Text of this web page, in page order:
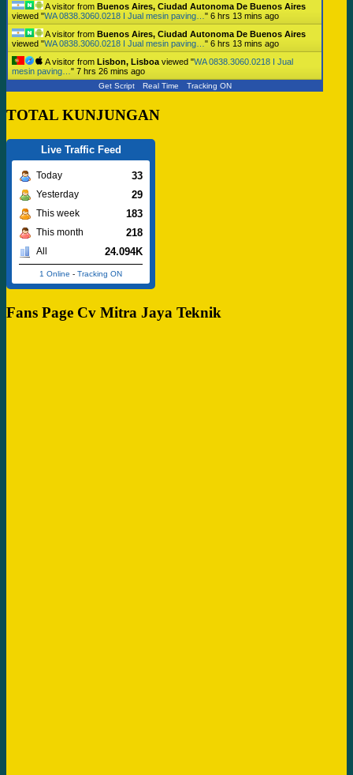
A visitor from Buenos Aires, Ciudad Autonoma De Buenos Aires
viewed "WA 0838.3060.0218 I Jual mesin paving… " 6 hrs 13 mins ago
A visitor from Buenos Aires, Ciudad Autonoma De Buenos Aires
viewed "WA 0838.3060.0218 I Jual mesin paving… " 6 hrs 13 mins ago
A visitor from Lisbon, Lisboa viewed "WA 0838.3060.0218 I Jual
mesin paving… " 7 hrs 26 mins ago
Get Script Real Time Tracking ON
TOTAL KUNJUNGAN
Live Traffic Feed
Today 33
Yesterday 29
This week 183
This month 218
All 24.094K
1 Online - Tracking ON
Fans Page Cv Mitra Jaya Teknik